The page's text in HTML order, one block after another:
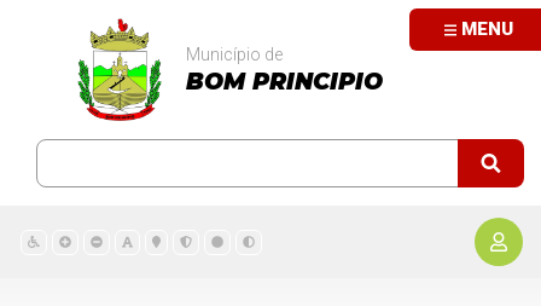
MENU
Município de
BOM PRINCIPIO